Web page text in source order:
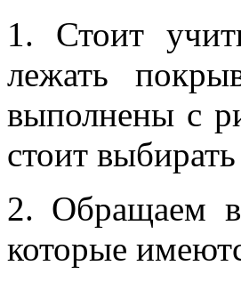
1. Стоит
лежать
выполнены с
стоит
2. Обращаем
которые